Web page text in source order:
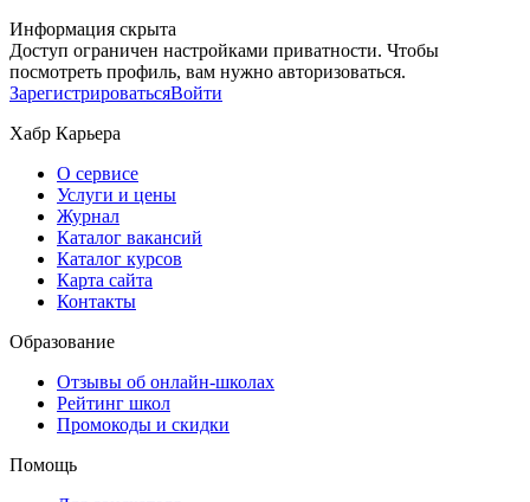
Информация скрыта
Доступ ограничен настройками приватности. Чтобы
посмотреть профиль, вам нужно авторизоваться.
ЗарегистрироватьсяВойти
Хабр Карьера
О сервисе
Услуги и цены
Журнал
Каталог вакансий
Каталог курсов
Карта сайта
Контакты
Образование
Отзывы об онлайн-школах
Рейтинг школ
Промокоды и скидки
Помощь